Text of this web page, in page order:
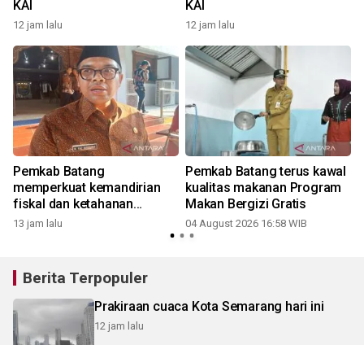
KAI
12 jam lalu
KAI
12 jam lalu
Pemkab Batang
memperkuat kemandirian
fiskal dan ketahanan
pangan
13 jam lalu
Pemkab Batang terus kawal
kualitas makanan Program
Makan Bergizi Gratis
04 August 2026 16:58 WIB
Berita Terpopuler
Prakiraan cuaca Kota Semarang hari ini
12 jam lalu